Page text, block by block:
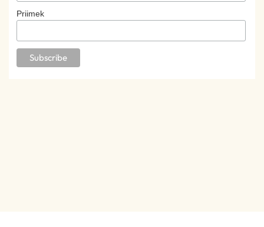
Priimek